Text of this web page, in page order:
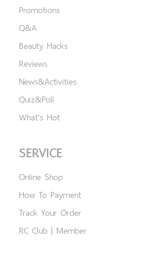
Promotions
Q&A
Beauty Hacks
Reviews
News&Activities
Quiz&Poll
What's Hot
SERVICE
Online Shop
How To Payment
Track Your Order
RC Club | Member